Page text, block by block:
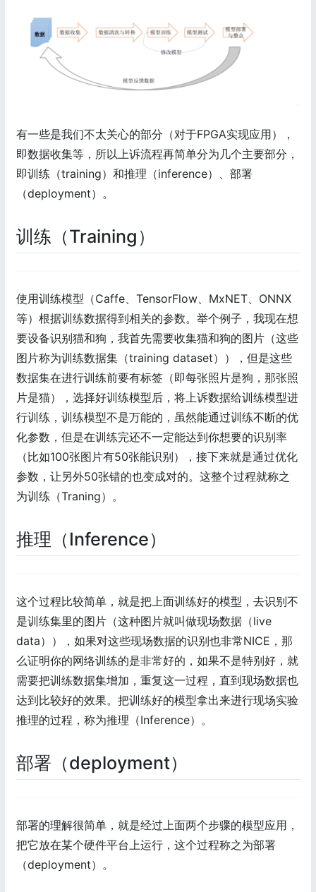
有一些是我们不太关心的部分（对于FPGA实现应用），
即数据收集等，所以上诉流程再简单分为几个主要部分，
即训练（training）和推理（inference）、部署
（deployment）。
训练（Training）
使用训练模型（Caffe、TensorFlow、MxNET、ONNX
等）根据训练数据得到相关的参数。举个例子，我现在想
要设备识别猫和狗，我首先需要收集猫和狗的图片（这些
图片称为训练数据集（training dataset）），但是这些
数据集在进行训练前要有标签（即每张照片是狗，那张照
片是猫），选择好训练模型后，将上诉数据给训练模型进
行训练，训练模型不是万能的，虽然能通过训练不断的优
化参数，但是在训练完还不一定能达到你想要的识别率
（比如100张图片有50张能识别），接下来就是通过优化
参数，让另外50张错的也变成对的。这整个过程就称之
为训练（Traning）。
推理（Inference）
这个过程比较简单，就是把上面训练好的模型，去识别不
是训练集里的图片（这种图片就叫做现场数据（live
data）），如果对这些现场数据的识别也非常NICE，那
么证明你的网络训练的是非常好的，如果不是特别好，就
需要把训练数据集增加，重复这一过程，直到现场数据也
达到比较好的效果。把训练好的模型拿出来进行现场实验
推理的过程，称为推理（Inference）。
部署（deployment）
部署的理解很简单，就是经过上面两个步骤的模型应用，
把它放在某个硬件平台上运行，这个过程称之为部署
（deployment）。